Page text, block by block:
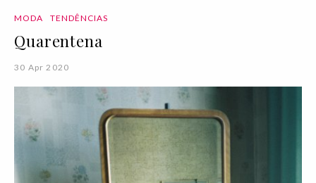
MODA TENDÊNCIAS
Quarentena
30 Apr 2020